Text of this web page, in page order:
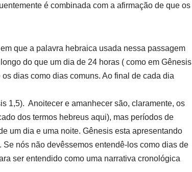
é combinada com a afirmação de que os
que a palavra hebraica usada nessa passagem
do que um dia de 24 horas ( como em Gênesis
dias como dias comuns. Ao final de cada dia
1,5). Anoitecer e amanhecer são, claramente, os
dos termos hebreus aqui), mas períodos de
um dia e uma noite. Gênesis esta apresentando
nós não devêssemos entendê-los como dias de
ser entendido como uma narrativa cronológica